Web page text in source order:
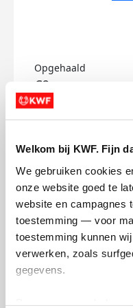
Welkom bij KWF. Fijn
We gebruiken cookies
onze website goed te
website en campagnes
toestemming — voor
toestemming kunnen
verwerken, zoals
gegevens.
Opgehaald
€0
Doneer
/